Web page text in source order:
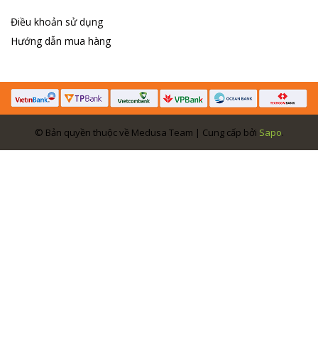
Điều khoản sử dụng
Hướng dẫn mua hàng
© Bản quyền thuộc về Medusa Team | Cung cấp bởi Sapo.